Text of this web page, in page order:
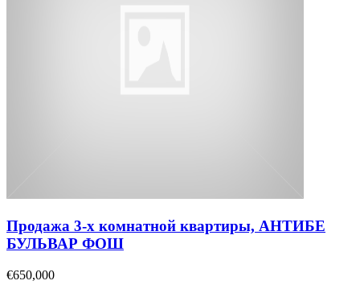
Продажа 3-х комнатной квартиры, АНТИБЕ
БУЛЬВАР ФОШ
€650,000